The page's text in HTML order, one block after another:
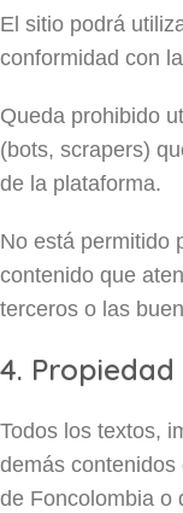
El sitio podrá
conformidad con
Queda prohibido
(bots, scrapers)
de la plataforma.
No está permitido
contenido que
terceros o las
4.
Todos los textos,
demás
de Foncolombia o